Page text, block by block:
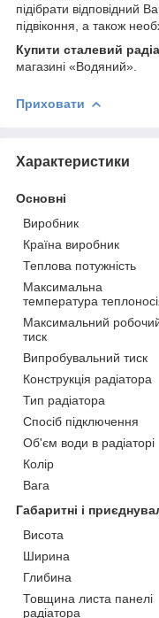
підібрати відповідний
підвіконня, а також
Купити сталевий
магазині «Водяний».
Приховати
Характеристики
Основні
Виробник
Країна виробник
Теплова потужність
Максимальна
температура
Максимальний
тиск
Випробувальний тиск
Конструкція радіатора
Тип радіатора
Спосіб підключення
Об'єм води в радіаторі
Колір
Вага
Габаритні і
Висота
Ширина
Глибина
Товщина листа панелі
радіатора